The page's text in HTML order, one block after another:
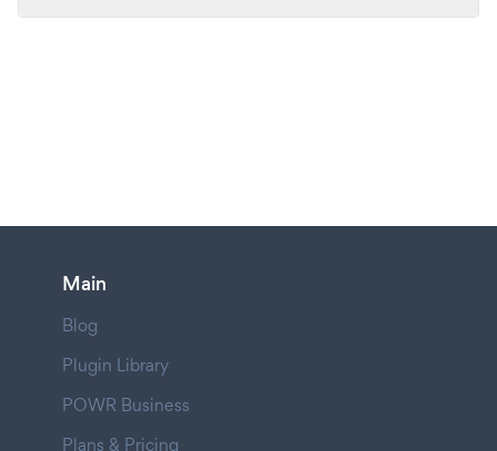
Main
Blog
Plugin Library
POWR Business
Plans & Pricing